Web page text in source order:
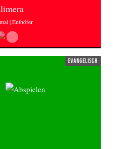
| Enthöfer
evangelisch